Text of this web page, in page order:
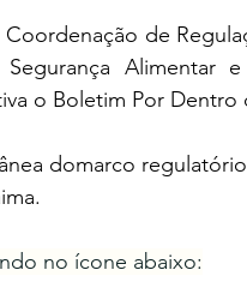
de
Alimentar e
o Boletim Por Dentro
domarco
no ícone abaixo: